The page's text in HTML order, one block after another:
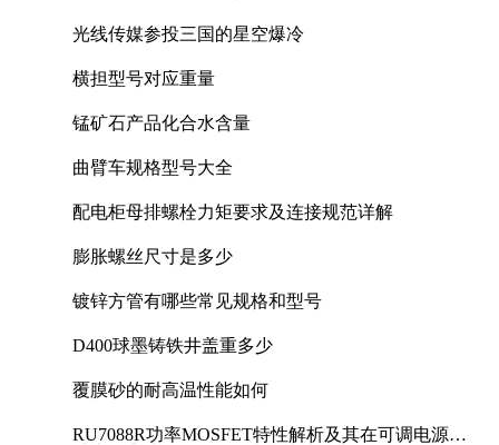
光线传媒参投三国的星空爆冷
横担型号对应重量
锰矿石产品化合水含量
曲臂车规格型号大全
配电柜母排螺栓力矩要求及连接规范详解
膨胀螺丝尺寸是多少
镀锌方管有哪些常见规格和型号
D400球墨铸铁井盖重多少
覆膜砂的耐高温性能如何
RU7088R功率MOSFET特性解析及其在可调电源设